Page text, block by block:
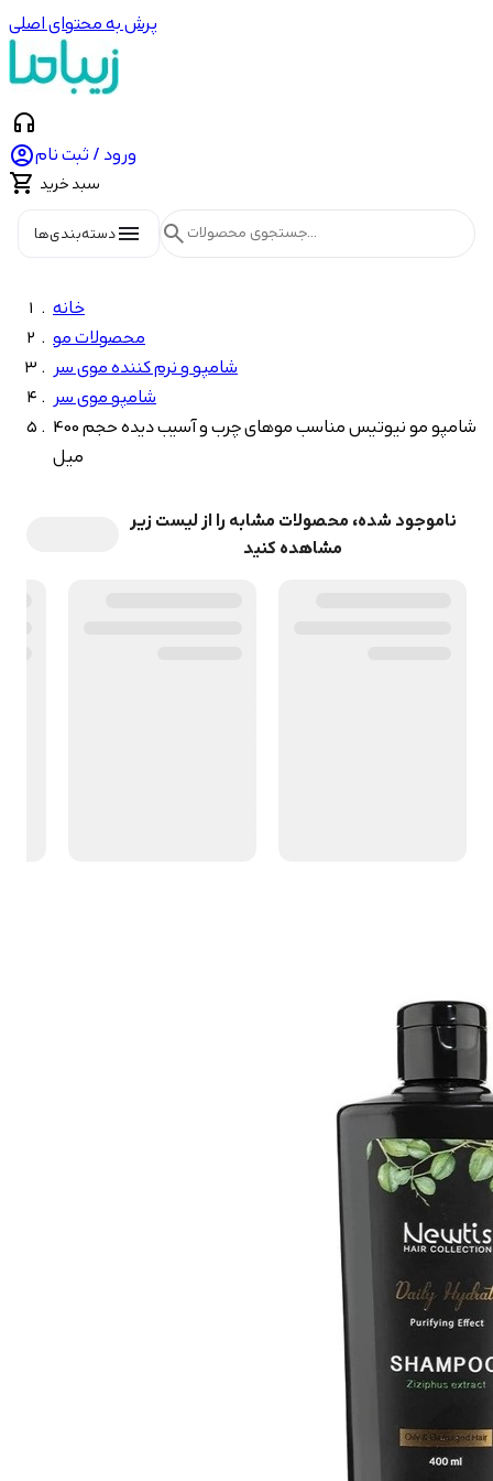
پرش به محتوای اصلی
headphones
ورود / ثبت نام
 سبد خرید
menuدسته‌بندی‌ها search
خانه
محصولات مو
شامپو و نرم کننده موی سر
شامپو موی سر
شامپو مو نیوتیس مناسب موهای چرب و آسیب دیده حجم 400
میل
ناموجود شده، محصولات مشابه را از لیست زیر
مشاهده کنید